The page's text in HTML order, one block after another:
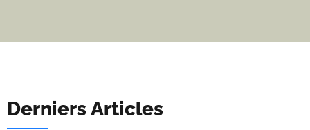
Derniers Articles